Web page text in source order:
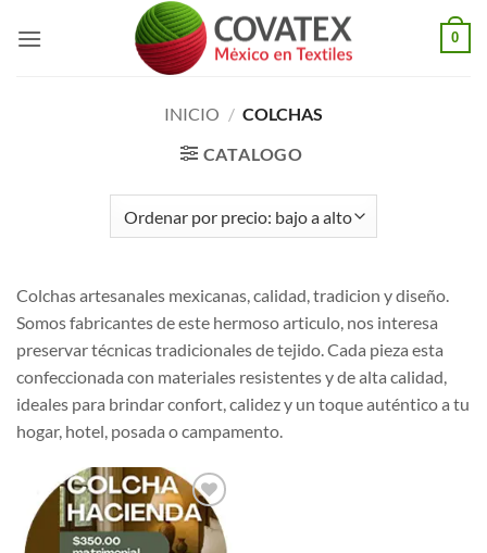
0
INICIO / COLCHAS
CATALOGO
Colchas artesanales mexicanas, calidad, tradicion y diseño.
Somos fabricantes de este hermoso articulo, nos interesa
preservar técnicas tradicionales de tejido. Cada pieza esta
confeccionada con materiales resistentes y de alta calidad,
ideales para brindar confort, calidez y un toque auténtico a tu
hogar, hotel, posada o campamento.
Agregar